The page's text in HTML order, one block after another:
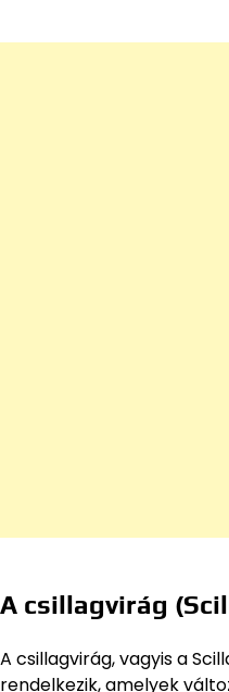
A csillagvirág
A csillagvirág, vagyis a
rendelkezik, amelyek